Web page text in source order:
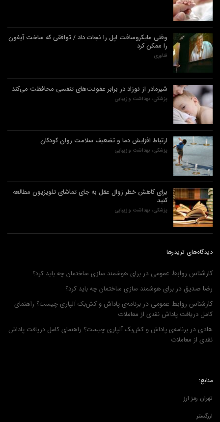
وقتی مایکروسافت اپل را نجات داد / توافقی که ساخت آیفون
را ممکن کرد
فناوری
شیرمادر از نوزاد در برابر عفونت‌های تنفسی محافظت می‌کند
پزشکی، بهداشت و زیبایی
ارتباط افزایش دما و تضعیف سلامت روان کودکان
پزشکی، بهداشت و زیبایی
برای کاهش خطر زوال عقل به جای تماشای تلویزیون مطالعه
کنید
پزشکی، بهداشت و زیبایی
دیدگاه‌های تریدرها
کارشناس روابط عمومی در برای هوشمند سازی ساختمان چه باید کرد؟
رضا صدیق در برای هوشمند سازی ساختمان چه باید کرد؟
کارشناس روابط عمومی در برنامه‌ی پاداش و کش‌بک آلپاری چیست؟ راهنمای
کامل دریافت پاداش نقدی از معاملات
هادی در برنامه‌ی پاداش و کش‌بک آلپاری چیست؟ راهنمای کامل دریافت پاداش
نقدی از معاملات
منابع:
تهران رمز ارز
ارزگستر